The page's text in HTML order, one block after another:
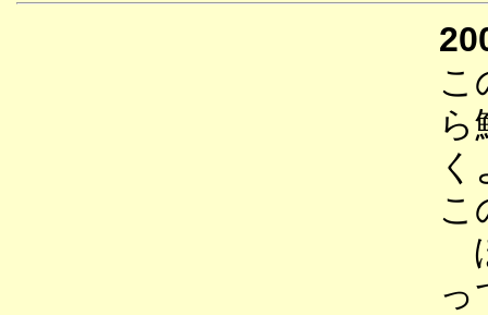
こ
ら
こ
っ